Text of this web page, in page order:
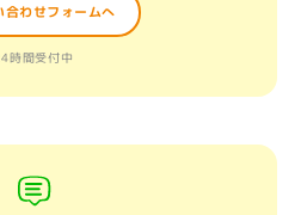
合わせフォームへ
時間受付中